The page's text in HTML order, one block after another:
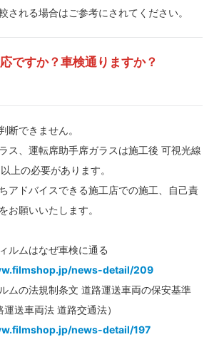
される場合はご参考にされてください。
ですか？車検通りますか？
断できません。
ス、運転席助手席ガラスは施工後 可視光線
上の必要があります。
アドバイスできる施工店での施工、自己責
お願いいたします。
ルムはなぜ車検に通る
news-detail/209
ムの法規制条文 道路運送車両の保安基準
送車両法 道路交通法）
news-detail/197